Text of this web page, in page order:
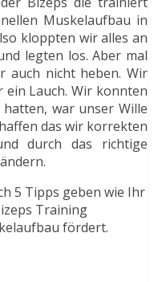
Muskelaufbau in
kloppten wir alles an
legten los. Aber mal
auch nicht heben. Wir
Lauch. Wir konnten
war unser Wille
das wir korrekten
durch das richtige
5 Tipps geben wie Ihr
Training
fördert.